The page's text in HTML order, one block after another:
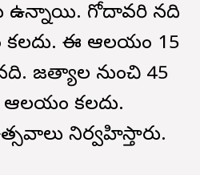
ఉన్నాయి. గోదావరి నది
కలదు. ఈ ఆలయం 15
జగిత్యాల నుంచి 45
కలదు.
నిర్వహిస్తారు.